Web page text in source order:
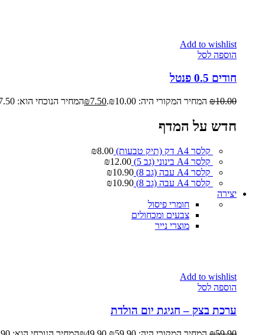
Add to wishlist
הוספה לסל
חודים 0.5 פנטל
₪10.00 המחיר המקורי היה: ₪10.00. ₪7.50 המחיר הנוכחי הוא: ₪7.50.
חדש על המדף
קלסר A4 דק (תיק טבעות) ₪8.00
קלסר A4 בינוני (גב 5)
₪12.00
קלסר A4 עבה (גב 8)
₪10.90
קלסר A4 עבה (גב 8)
₪10.90
יצירה
חומרי פיסול
צבעים ומכחולים
מוצרי נייר
Add to wishlist
הוספה לסל
ערכת בצק – חגיגת יום הולדת